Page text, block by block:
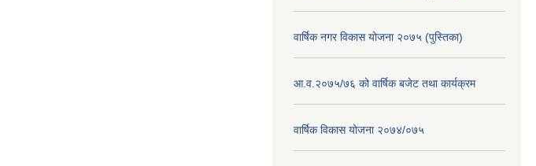
वार्षिक नगर विकास योजना २०७५ (पुस्तिका)
आ.व.२०७५/७६ को वार्षिक बजेट तथा कार्यक्रम
वार्षिक विकास योजना २०७४/०७५